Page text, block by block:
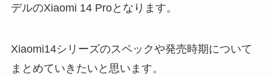
デルのXiaomi 14 Proとなります。
Xiaomi14シリーズのスペックや発売時期について
まとめていきたいと思います。